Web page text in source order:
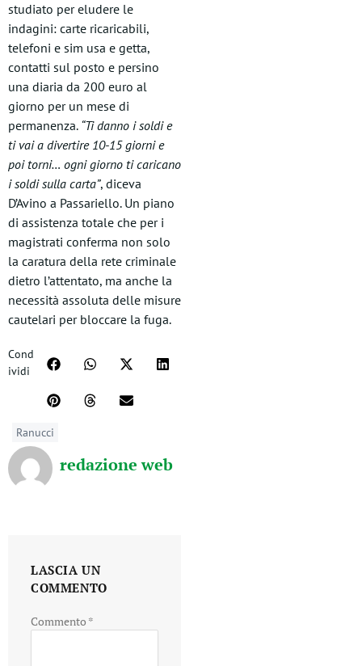
studiato per eludere le
indagini: carte ricaricabili,
telefoni e sim usa e getta,
contatti sul posto e persino
una diaria da 200 euro al
giorno per un mese di
permanenza. “Ti danno i soldi e
ti vai a divertire 10-15 giorni e
poi torni… ogni giorno ti caricano
i soldi sulla carta”, diceva
D’Avino a Passariello. Un piano
di assistenza totale che per i
magistrati conferma non solo
la caratura della rete criminale
dietro l’attentato, ma anche la
necessità assoluta delle misure
cautelari per bloccare la fuga.
Cond
ividi
Ranucci
redazione web
LASCIA UN
COMMENTO
Commento *